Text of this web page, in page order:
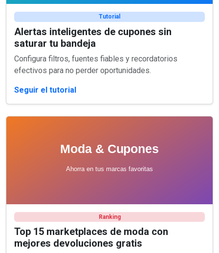
Tutorial
Alertas inteligentes de cupones sin
saturar tu bandeja
Configura filtros, fuentes fiables y recordatorios
efectivos para no perder oportunidades.
Seguir el tutorial
Ranking
Top 15 marketplaces de moda con
mejores devoluciones gratis